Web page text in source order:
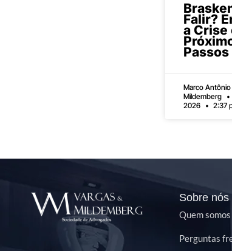
Falir?
a Crise
Marco Antônio
Mildemberg
2026
2:37
Sobre nós
Quem somos
Perguntas